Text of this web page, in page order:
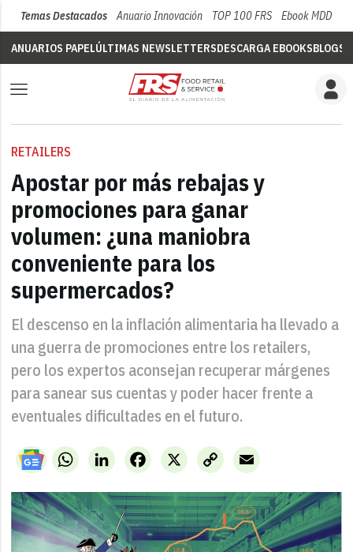
Temas Destacados Anuario Innovación TOP 100 FRS Ebook MDD
ANUARIOS PAPELÚLTIMAS NEWSLETTERSDESCARGA EBOOKSBLOGS
RETAILERS
Apostar por más rebajas y
promociones para ganar
volumen: ¿una maniobra
conveniente para los
supermercados?
El descenso en la inflación alimentaria ha llevado a
una guerra de promociones entre los retailers,
pero los expertos aconsejan recuperar márgenes
para sanear sus cuentas y poder hacer frente a
eventuales dificultades en el futuro.
WhatsAppLinkedIn X
Facebook
Copy
Link
Email